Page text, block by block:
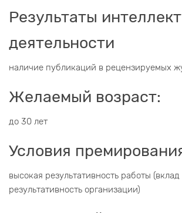
Результаты
деятельности
наличие публикаций в рецензируемых
Желаемый возраст:
до 30 лет
Условия
высокая результативность работы (вклад
результативность организации)